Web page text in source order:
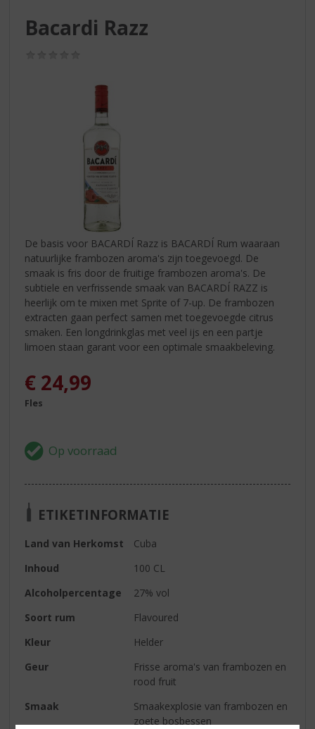
Bacardi Razz
De basis voor BACARDÍ Razz is BACARDÍ Rum waaraan
natuurlijke frambozen aroma's zijn toegevoegd. De
smaak is fris door de fruitige frambozen aroma's. De
subtiele en verfrissende smaak van BACARDÍ RAZZ is
heerlijk om te mixen met Sprite of 7-up. De frambozen
extracten gaan perfect samen met toegevoegde citrus
smaken. Een longdrinkglas met veel ijs en een partje
limoen staan garant voor een optimale smaakbeleving.
€ 24,99
Fles
ETIKETINFORMATIE
Land van Herkomst
Cuba
Inhoud
100 CL
Alcoholpercentage
27% vol
Soort rum
Flavoured
Kleur
Helder
Geur
Frisse aroma's van frambozen en
rood fruit
Smaak
Smaakexplosie van frambozen en
zoete bosbessen